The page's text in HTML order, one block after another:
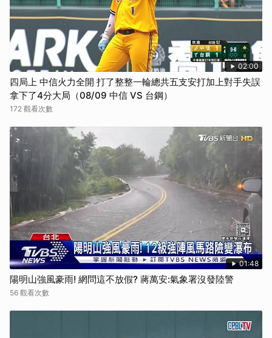
02:00
四局上 中信火力全開 打了整整一輪總共五支安打加上對手失誤
拿下了4分大局（08/09 中信 VS 台鋼）
172 觀看次數
01:48
陽明山強風豪雨! 網問這不放假? 蔣萬安:氣象署沒發陸警
56 觀看次數